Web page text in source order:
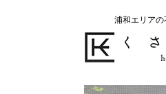
浦和エリア